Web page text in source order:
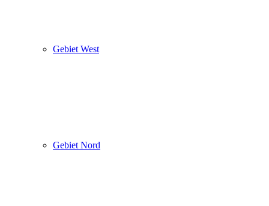
Gebiet West
Gebiet Nord